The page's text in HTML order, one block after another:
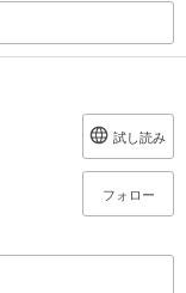
試し読み
フォロー